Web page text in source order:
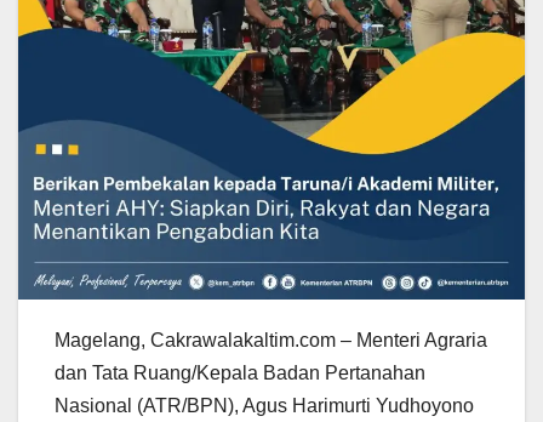
Magelang, Cakrawalakaltim.com – Menteri Agraria
dan Tata Ruang/Kepala Badan Pertanahan
Nasional (ATR/BPN), Agus Harimurti Yudhoyono